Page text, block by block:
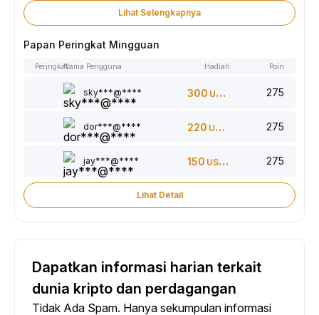
Lihat Selengkapnya
Papan Peringkat Mingguan
PeringkatNama Pengguna Hadiah Poin
sky***@**** 300 USDT 275
dor***@**** 220 USDT 275
jay***@**** 150 USDT 275
Lihat Detail
Dapatkan informasi harian terkait
dunia kripto dan perdagangan
Tidak Ada Spam. Hanya sekumpulan informasi